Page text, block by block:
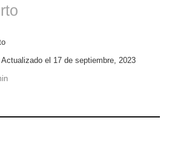
el 17 de septiembre, 2023